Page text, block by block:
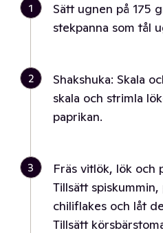
1
Sätt ugnen på 175
stekpanna som tål
2
Shakshuka: Skala
skala och strimla
paprikan.
3
Fräs vitlök, lök och
Tillsätt
chiliflakes och låt
Tillsätt